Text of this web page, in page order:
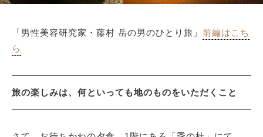
「男性美容研究家・藤村 岳の男のひとり旅」 前編はこち
ら
旅の楽しみは、何といっても地のものをいただくこと